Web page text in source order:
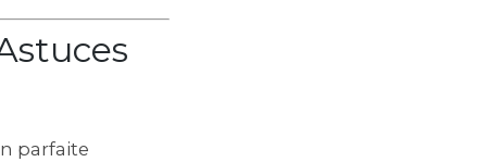
parfaite